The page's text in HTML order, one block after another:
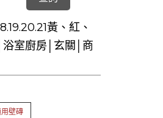
黃、紅、
室廚房│玄關│商
壁磚